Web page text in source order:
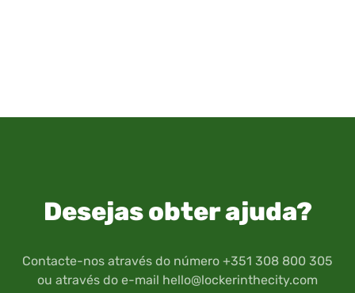
Desejas obter ajuda?
Contacte-nos através do número +351 308 800 305
ou através do e-mail hello@lockerinthecity.com